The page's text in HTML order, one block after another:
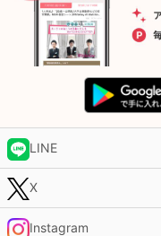
LINE
X
Instagram